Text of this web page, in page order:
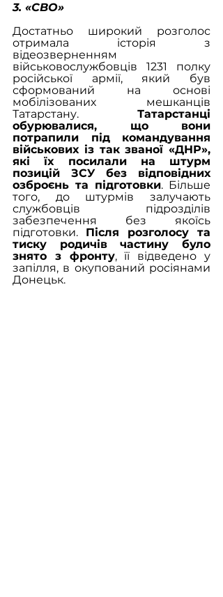
3. «СВО»
Достатньо широкий розголос
отримала історія з
відеозверненням
військовослужбовців 1231 полку
російської армії, який був
сформований на основі
мобілізованих мешканців
Татарстану. Татарстанці
обурювалися, що вони
потрапили під командування
військових із так званої «ДНР»,
які їх посилали на штурм
позицій ЗСУ без відповідних
озброєнь та підготовки. Більше
того, до штурмів залучають
службовців підрозділів
забезпечення без якоїсь
підготовки. Після розголосу та
тиску родичів частину було
знято з фронту, її відведено у
запілля, в окупований росіянами
Донецьк.